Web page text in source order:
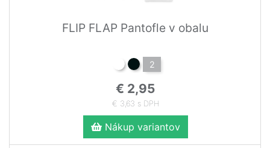
FLIP FLAP Pantofle v obalu
2
€ 2,95
€ 3,63 s DPH
Nákup variantov